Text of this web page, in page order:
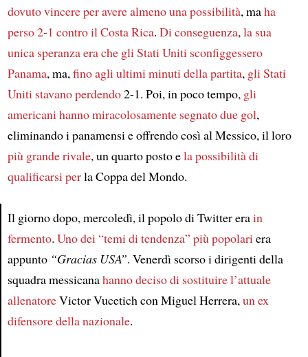
Article
dovuto vincere per avere almeno una possibilità, maha
perso 2-1 contro il Costa Rica. Di conseguenza,la sua
unica speranza era che gli Stati Uniti sconfiggessero
Panama, ma,fino agli ultimi minuti della partita, gli Stati
Uniti stavano perdendo2-1. Poi, in poco tempo, gli
americani hanno miracolosamente segnato due gol,
eliminando i panamensi e offrendo così al Messico, il loro
più grande rivale, un quarto posto ela possibilità di
qualificarsi perla Coppa del Mondo.
Il giorno dopo, mercoledì, il popolo di Twitter erain
fermento. Uno dei “temi di tendenza” più popolariera
appunto “Gracias USA”. Venerdì scorso i dirigenti della
squadra messicanahanno deciso di sostituire l’attuale
allenatoreVictor Vucetich con Miguel Herrera,un ex
difensore della nazionale.